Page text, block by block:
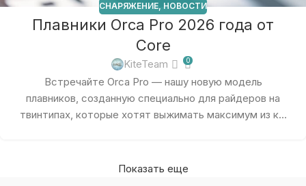
СНАРЯЖЕНИЕ, НОВОСТИ
Плавники Orca Pro 2026 года от
Core
KiteTeam 0
Встречайте Orca Pro — нашу новую модель
плавников, созданную специально для райдеров на
твинтипах, которые хотят выжимать максимум из к...
Показать еще